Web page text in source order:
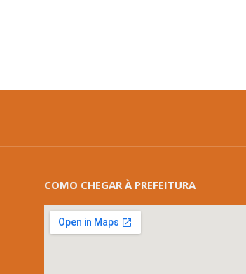
COMO CHEGAR À PREFEITURA